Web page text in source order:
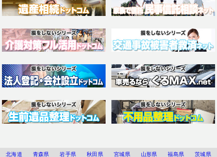
北海道 青森県 岩手県 秋田県 宮城県 山形県 福島県 茨城県